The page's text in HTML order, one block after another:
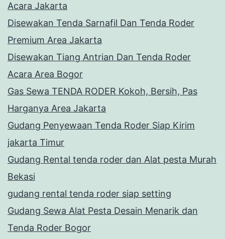
Acara Jakarta
Disewakan Tenda Sarnafil Dan Tenda Roder
Premium Area Jakarta
Disewakan Tiang Antrian Dan Tenda Roder
Acara Area Bogor
Gas Sewa TENDA RODER Kokoh, Bersih, Pas
Harganya Area Jakarta
Gudang Penyewaan Tenda Roder Siap Kirim
jakarta Timur
Gudang Rental tenda roder dan Alat pesta Murah
Bekasi
gudang rental tenda roder siap setting
Gudang Sewa Alat Pesta Desain Menarik dan
Tenda Roder Bogor